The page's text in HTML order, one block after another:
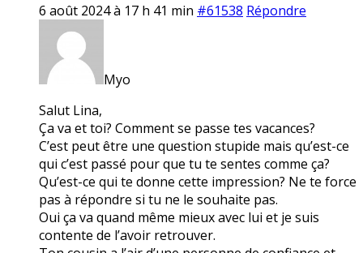
6 août 2024 à 17 h 41 min #61538 Répondre
Myo
Salut Lina,
Ça va et toi? Comment se passe tes vacances?
C’est peut être une question stupide mais qu’est-ce
qui c’est passé pour que tu te sentes comme ça?
Qu’est-ce qui te donne cette impression? Ne te force
pas à répondre si tu ne le souhaite pas.
Oui ça va quand même mieux avec lui et je suis
contente de l’avoir retrouver.